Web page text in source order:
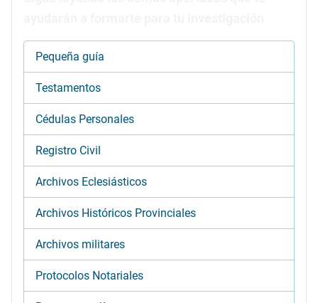
Pequeña guía
Testamentos
Cédulas Personales
Registro Civil
Archivos Eclesiásticos
Archivos Históricos Provinciales
Archivos militares
Protocolos Notariales